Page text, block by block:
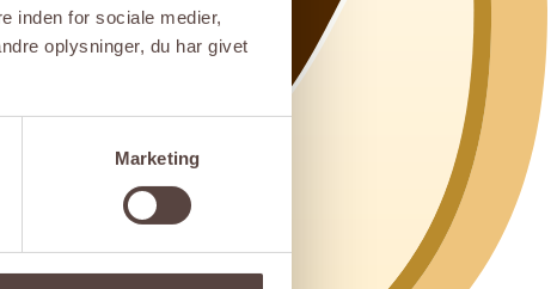
inden for sociale medier,
oplysninger, du har givet
Marketing